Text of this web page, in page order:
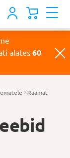
alates 60
Raamat